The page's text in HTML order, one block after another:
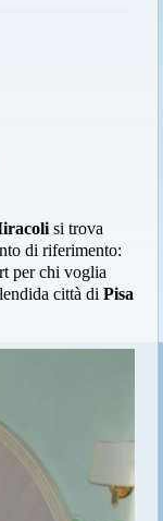
si trova
di riferimento:
per chi voglia
città diPisa